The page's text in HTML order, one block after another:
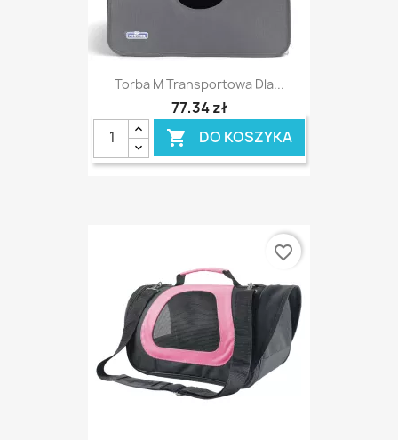
Torba M Transportowa Dla...
77,34 zł
 DO KOSZYKA
favorite_border